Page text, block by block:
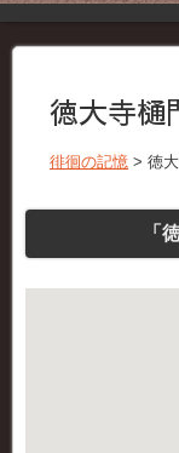
徳大寺樋
徘徊の記憶 > 徳
「